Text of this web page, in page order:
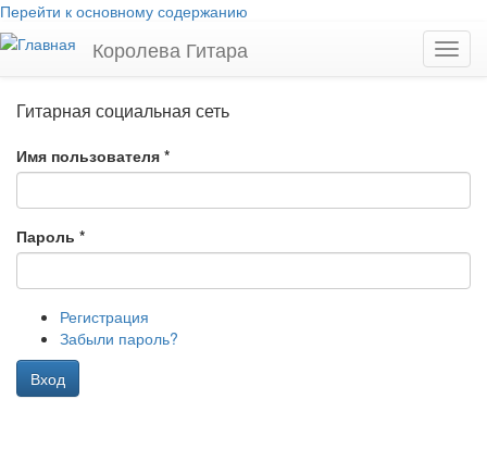
Перейти к основному содержанию
Королева Гитара
Гитарная социальная сеть
Имя пользователя *
Пароль *
Регистрация
Забыли пароль?
Вход